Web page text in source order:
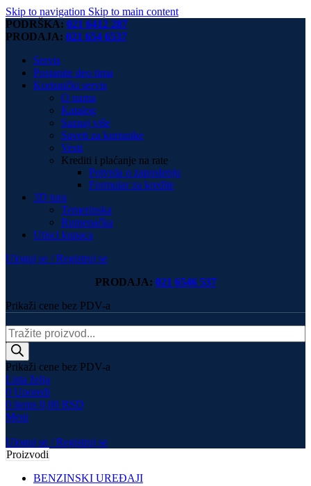
Skip to navigation Skip to main content
PODRŠKA: 021 6412 287
PRODAJA: 021 654 6537
Servis
Postanite deo tima
Korisnički servis
O nama
Katalog
Saznaj više
Saveti za korisnike
Vesti
Krediti i plaćanje na rate
Potvrda o zaposlenju
Formular za kredite
3D tura
Temerinska
Rumenačka
Utisci kupaca
Uloguj se / Registruj se
PRODAJA: 021 6546 537
Prikaži cene bez PDV-a
Products
search
Prikaži cene bez PDV-a
Lista želja
0 Uporedi
0 items 0,00 RSD
Meni
Uloguj se / Registruj se
Proizvodi
BENZINSKI UREĐAJI